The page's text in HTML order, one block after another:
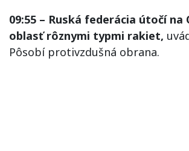
09:55 – Ruská federácia útočí na
oblasť rôznymi typmi rakiet,
Pôsobí protivzdušná obrana.